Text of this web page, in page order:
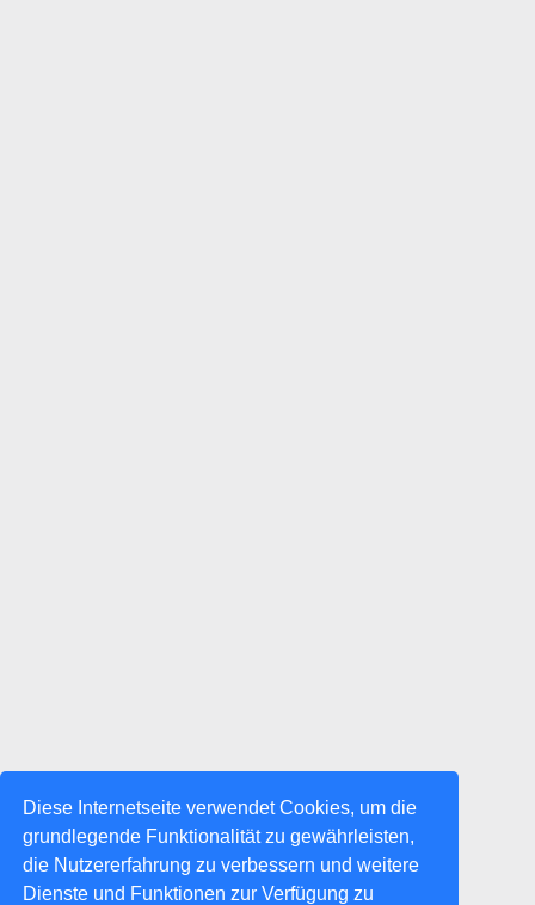
Diese Internetseite verwendet Cookies, um die
grundlegende Funktionalität zu gewährleisten,
die Nutzererfahrung zu verbessern und weitere
Dienste und Funktionen zur Verfügung zu